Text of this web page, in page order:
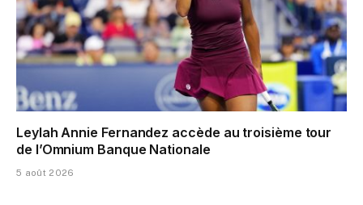
Leylah Annie Fernandez accède au troisième tour
de l’Omnium Banque Nationale
5 août 2026